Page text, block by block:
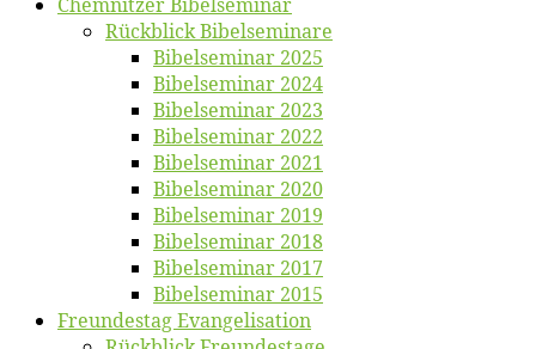
Rück­blick Bibelseminare
Bi­bel­se­mi­nar 2025
Bi­bel­se­mi­nar 2024
Bi­bel­se­mi­nar 2023
Bi­bel­se­mi­nar 2022
Bi­bel­se­mi­nar 2021
Bi­bel­se­mi­nar 2020
Bi­bel­se­mi­nar 2019
Bi­bel­se­mi­nar 2018
Bibelsemi­nar 2017
Bibelsemi­nar 2015
Freun­des­tag Evangelisation